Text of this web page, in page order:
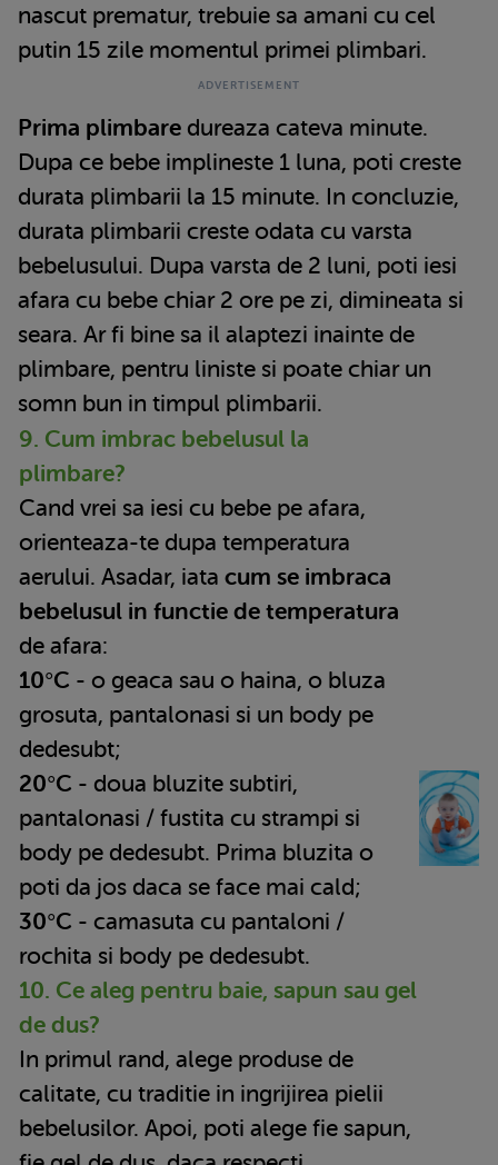
nascut prematur, trebuie sa amani cu cel
putin 15 zile momentul primei plimbari.
Prima plimbare dureaza cateva minute.
Dupa ce bebe implineste 1 luna, poti creste
durata plimbarii la 15 minute. In concluzie,
durata plimbarii creste odata cu varsta
bebelusului. Dupa varsta de 2 luni, poti iesi
afara cu bebe chiar 2 ore pe zi, dimineata si
seara. Ar fi bine sa il alaptezi inainte de
plimbare, pentru liniste si poate chiar un
somn bun in timpul plimbarii.
9. Cum imbrac bebelusul la
plimbare?
Cand vrei sa iesi cu bebe pe afara,
orienteaza-te dupa temperatura
aerului. Asadar, iata cum se imbraca
bebelusul in functie de temperatura
de afara:
10°C - o geaca sau o haina, o bluza
grosuta, pantalonasi si un body pe
dedesubt;
20°C - doua bluzite subtiri,
pantalonasi / fustita cu strampi si
body pe dedesubt. Prima bluzita o
poti da jos daca se face mai cald;
30°C - camasuta cu pantaloni /
rochita si body pe dedesubt.
10. Ce aleg pentru baie, sapun sau gel
de dus?
In primul rand, alege produse de
calitate, cu traditie in ingrijirea pielii
bebelusilor. Apoi, poti alege fie sapun,